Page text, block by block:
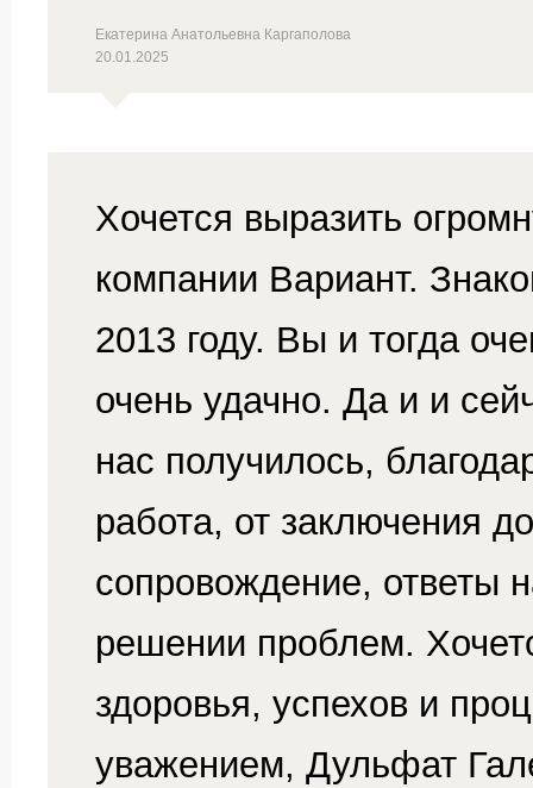
Екатерина Анатольевна Каргаполова
20.01.2025
Хочется выразить
компании Вариант.
2013 году. Вы и тогда
очень удачно. Да и и
нас получилось,
работа, от заключения
сопровождение, ответы
решении проблем.
здоровья, успехов и
уважением, Дульфат